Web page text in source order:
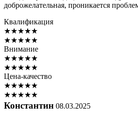
доброжелательная, проникается
Квалификация
★★★★★
★★★★★
Внимание
★★★★★
★★★★★
Цена-качество
★★★★★
★★★★★
Константин 08.03.2025